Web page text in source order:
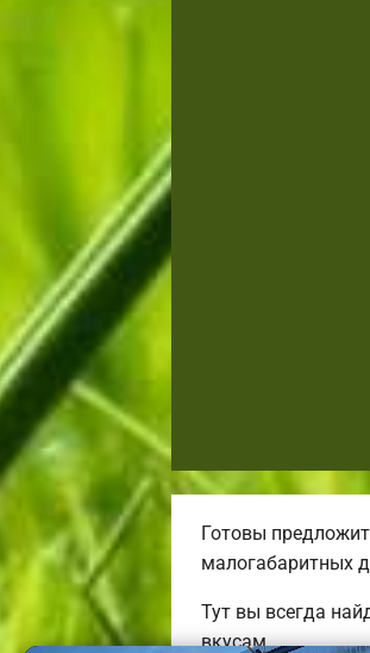
Готовы
малогабаритных
Тут вы всегда
вкусам.